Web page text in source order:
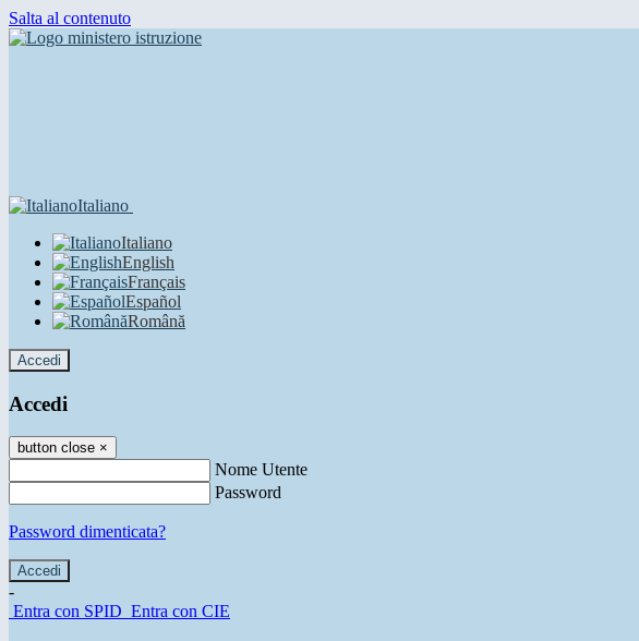
Salta al contenuto
Italiano
Italiano
English
Français
Español
Română
Accedi
Accedi
button close ×
Nome Utente
Password
Password dimenticata?
-
Entra con SPID Entra con CIE